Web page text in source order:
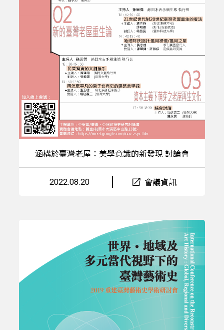
涵構於臺灣老屋：美學意識的新發現 討論會
2022.08.20 會議資訊